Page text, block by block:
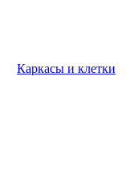
Каркасы и клетки